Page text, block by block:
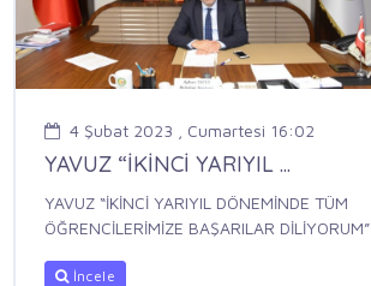
4 Şubat 2023 , Cumartesi 16:02
YAVUZ “İKİNCİ YARIYIL ...
YAVUZ “İKİNCİ YARIYIL DÖNEMİNDE TÜM
ÖĞRENCİLERİMİZE BAŞARILAR DİLİYORUM”
İncele